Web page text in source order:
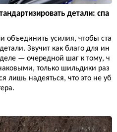
детали: спа
объединить усилия, чтобы ста
Звучит как благо для ин
— очередной шаг к тому, ч
только шильдики раз
лишь надеяться, что это не уб